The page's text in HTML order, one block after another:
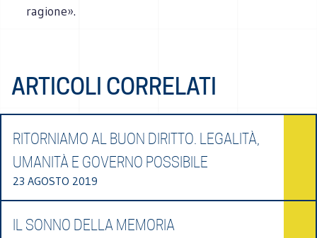
ragione».
ARTICOLI CORRELATI
RITORNIAMO AL BUON DIRITTO. LEGALITÀ,
UMANITÀ E GOVERNO POSSIBILE
23 AGOSTO 2019
IL SONNO DELLA MEMORIA